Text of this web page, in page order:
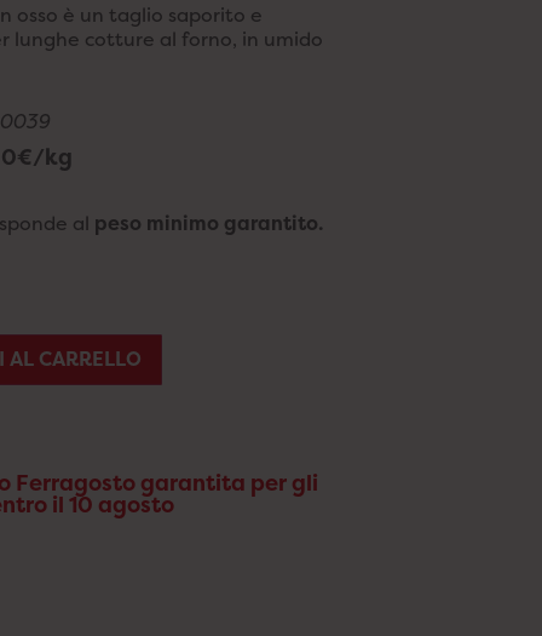
osso è un taglio saporito e
lunghe cotture al forno, in umido
kg
al peso minimo garantito.
AL CARRELLO
Ferragosto garantita per gli
il 10 agosto